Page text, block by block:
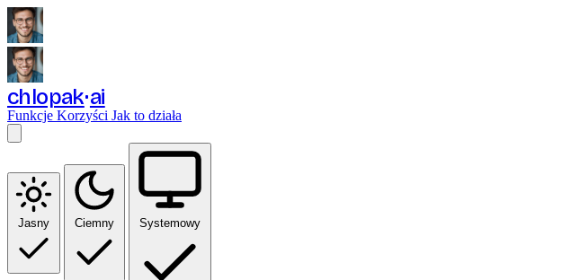
chlopak ai
Funkcje Korzyści Jak to działa
Jasny Ciemny Systemowy